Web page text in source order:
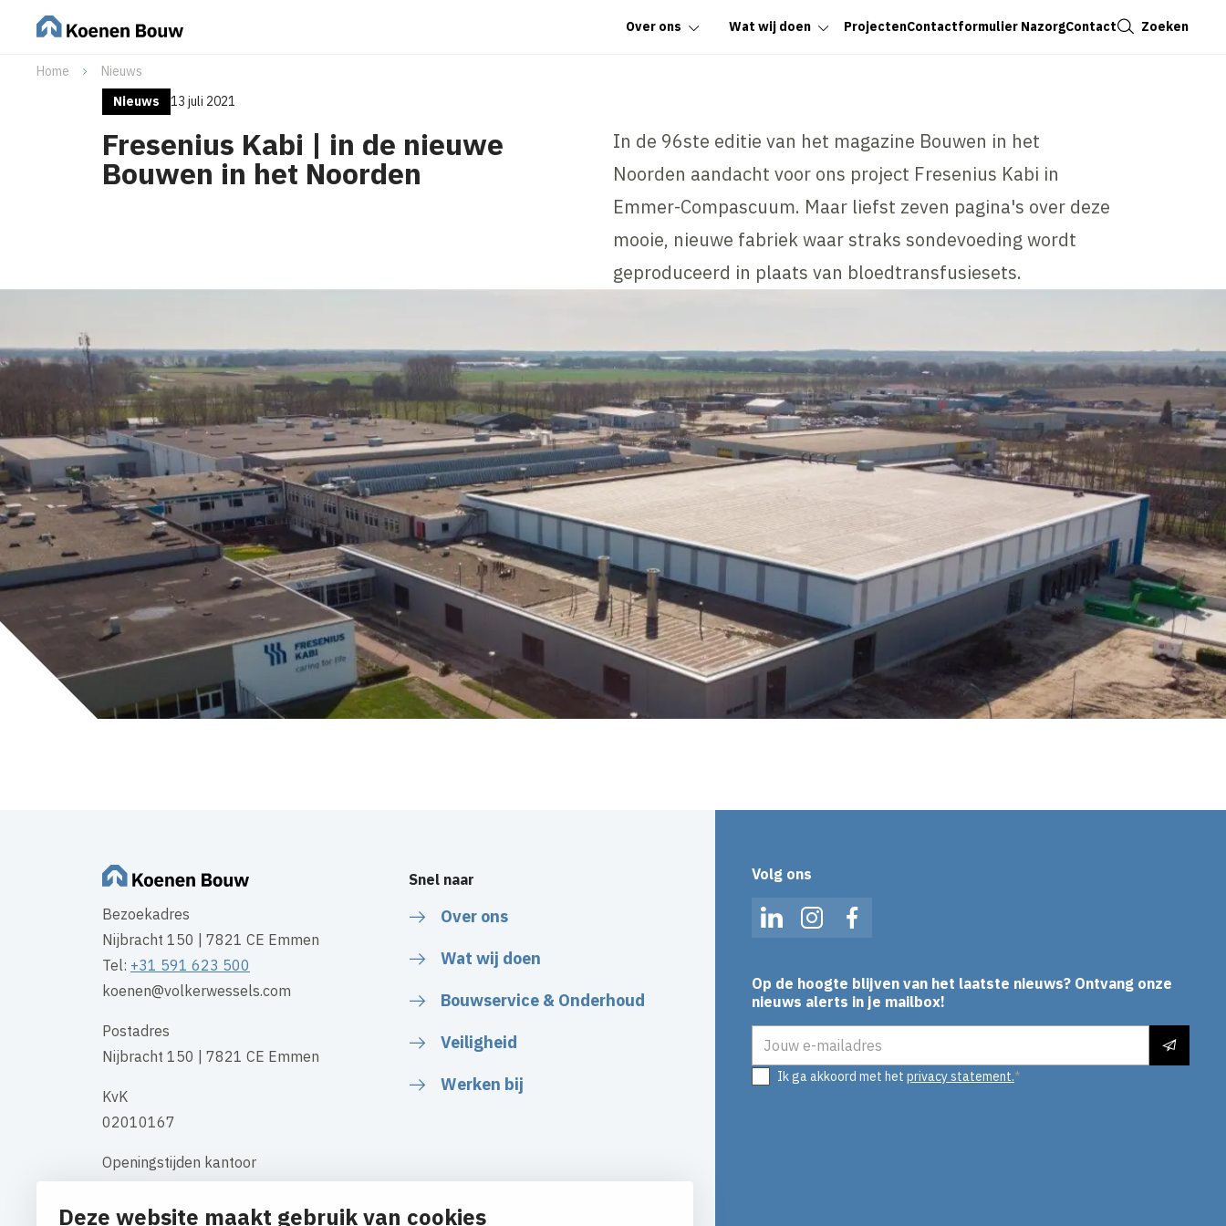
Deze website maakt gebruik van cookies
Over ons Wat wij doen ProjectenContactformulier NazorgContact Zoeken
Home
Nieuws
Nieuws
13 juli 2021
Fresenius Kabi | in de nieuwe
Bouwen in het Noorden
In de 96ste editie van het magazine Bouwen in het
Noorden aandacht voor ons project Fresenius Kabi in
Emmer-Compascuum. Maar liefst zeven pagina's over deze
mooie, nieuwe fabriek waar straks sondevoeding wordt
geproduceerd in plaats van bloedtransfusiesets.
Bezoekadres
Nijbracht 150 | 7821 CE Emmen
Tel: +31 591 623 500
koenen@volkerwessels.com
Postadres
Nijbracht 150 | 7821 CE Emmen
KvK
02010167
Openingstijden kantoor
uur
Snel naar
Over ons
Wat wij doen
Bouwservice & Onderhoud
Veiligheid
Werken bij
Volg ons
LinkedInInstagramFacebook
Op de hoogte blijven van het laatste nieuws? Ontvang onze
nieuws alerts in je mailbox!
Ik ga akkoord met het privacy statement.
Sluiten